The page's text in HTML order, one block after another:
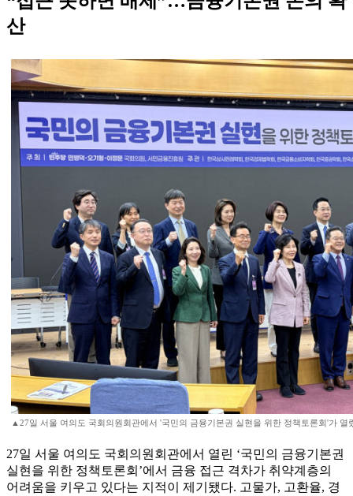
산
▲27일 서울 여의도 국회의원회관에서 '국민의 금융기본권 실현을 위한 정책토론회'가 열
27일 서울 여의도 국회의원회관에서 열린 ‘국민의 금융기본권
실현을 위한 정책토론회’에서 금융 접근 격차가 취약계층의
어려움을 키우고 있다는 지적이 제기됐다. 고물가, 고환율, 경